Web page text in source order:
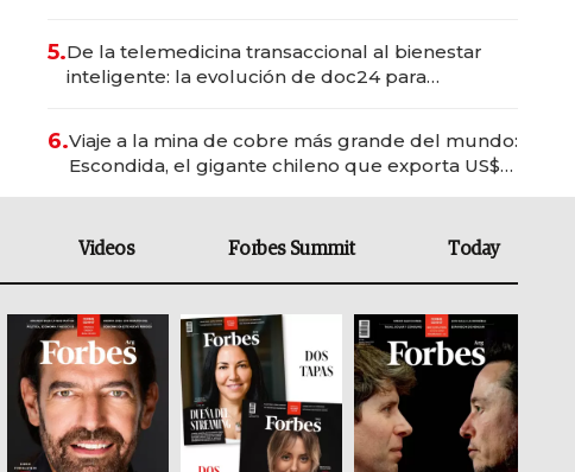
5.De la telemedicina transaccional al bienestar
inteligente: la evolución de doc24 para
6.Viaje a la mina de cobre más grande del mundo:
Escondida, el gigante chileno que exporta US$
Videos Forbes Summit Today